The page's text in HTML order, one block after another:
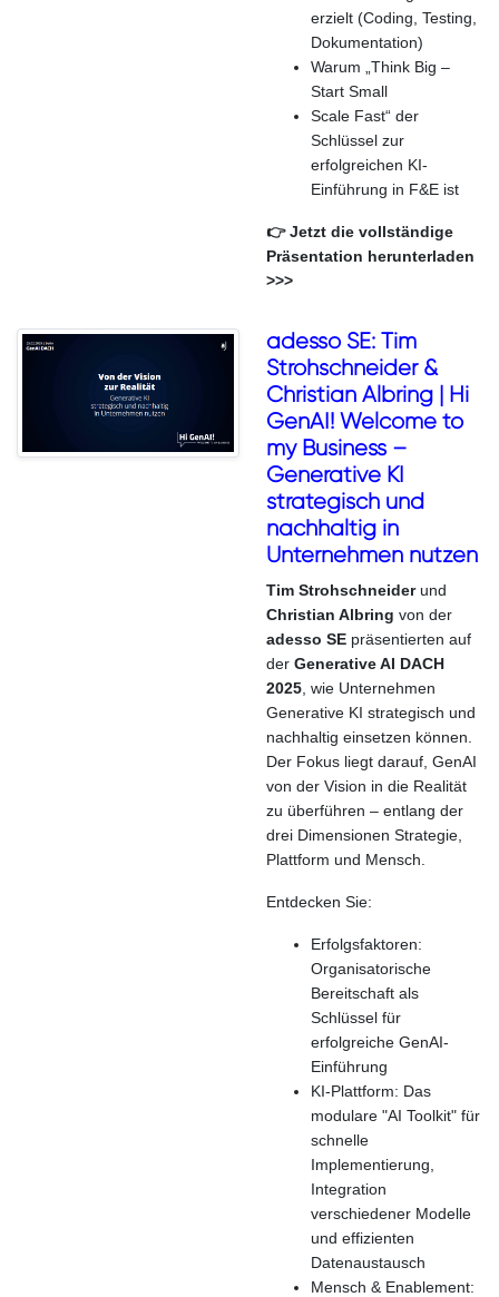
erzielt (Coding, Testing,
Dokumentation)
Warum „Think Big –
Start Small
Scale Fast“ der
Schlüssel zur
erfolgreichen KI-
Einführung in F&E ist
👉 Jetzt die vollständige
Präsentation herunterladen
>>>
adesso SE: Tim
Strohschneider &
Christian Albring | Hi
GenAI! Welcome to
my Business –
Generative KI
strategisch und
nachhaltig in
Unternehmen nutzen
Tim Strohschneiderund
Christian Albring von der
adesso SE präsentierten auf
der Generative AI DACH
2025 , wie Unternehmen
Generative KI strategisch und
nachhaltig einsetzen können.
Der Fokus liegt darauf, GenAI
von der Vision in die Realität
zu überführen – entlang der
drei Dimensionen Strategie,
Plattform und Mensch.
Entdecken Sie:
Erfolgsfaktoren:
Organisatorische
Bereitschaft als
Schlüssel für
erfolgreiche GenAI-
Einführung
KI-Plattform: Das
modulare "AI Toolkit" für
schnelle
Implementierung,
Integration
verschiedener Modelle
und effizienten
Datenaustausch
Mensch & Enablement: